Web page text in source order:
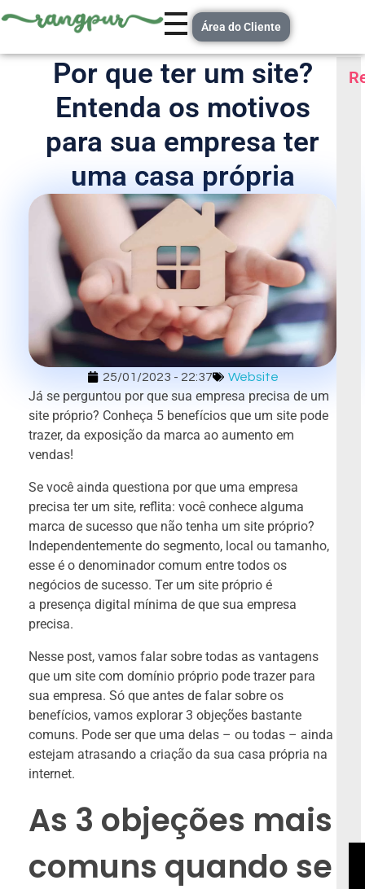
Área do Cliente
Por que ter um site?
Entenda os motivos
para sua empresa ter
uma casa própria
25/01/2023 - 22:37 Website
Já se perguntou por que sua empresa precisa de um
site próprio? Conheça 5 benefícios que um site pode
trazer, da exposição da marca ao aumento em
vendas!
Se você ainda questiona por que uma empresa
precisa ter um site, reflita: você conhece alguma
marca de sucesso que não tenha um site próprio?
Independentemente do segmento, local ou tamanho,
esse é o denominador comum entre todos os
negócios de sucesso. Ter um site próprio é
a presença digital mínima de que sua empresa
precisa.
Nesse post, vamos falar sobre todas as vantagens
que um site com domínio próprio pode trazer para
sua empresa. Só que antes de falar sobre os
benefícios, vamos explorar 3 objeções bastante
comuns. Pode ser que uma delas – ou todas – ainda
estejam atrasando a criação da sua casa própria na
internet.
As 3 objeções mais
comuns quando se